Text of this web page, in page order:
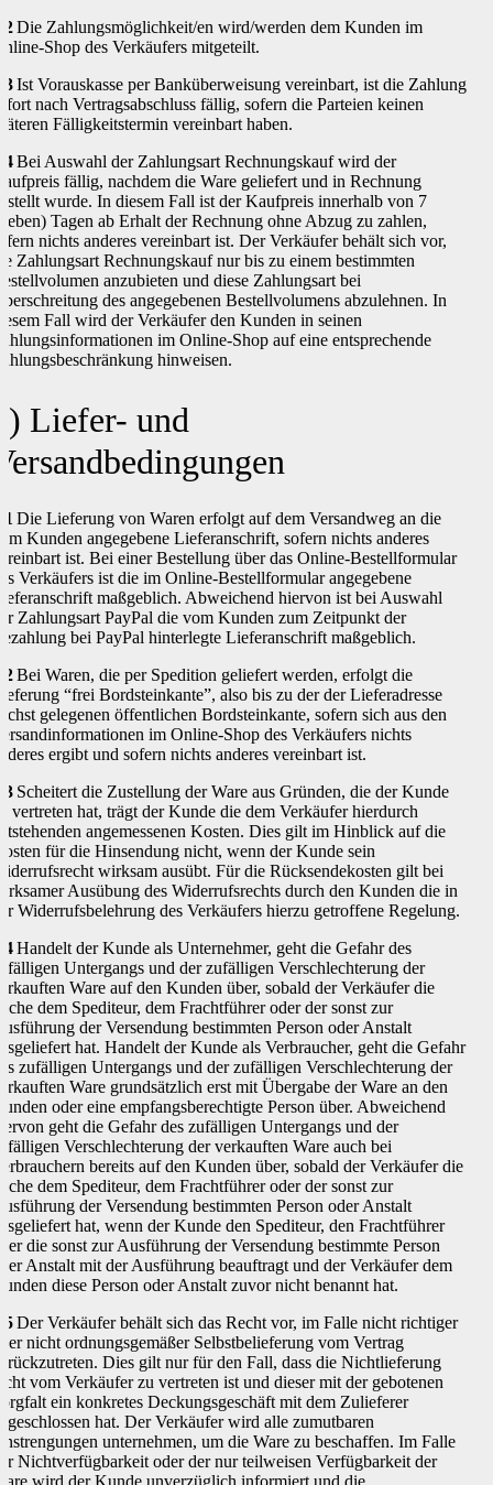
Die Zahlungsmöglichkeit/en wird/werden dem Kunden im
Shop des Verkäufers mitgeteilt.
Ist Vorauskasse per Banküberweisung vereinbart, ist die Zahlung
nach Vertragsabschluss fällig, sofern die Parteien keinen
Fälligkeitstermin vereinbart haben.
Bei Auswahl der Zahlungsart Rechnungskauf wird der
fällig, nachdem die Ware geliefert und in Rechnung
wurde. In diesem Fall ist der Kaufpreis innerhalb von 7
Tagen ab Erhalt der Rechnung ohne Abzug zu zahlen,
nichts anderes vereinbart ist. Der Verkäufer behält sich vor,
Zahlungsart Rechnungskauf nur bis zu einem bestimmten
anzubieten und diese Zahlungsart bei
des angegebenen Bestellvolumens abzulehnen. In
Fall wird der Verkäufer den Kunden in seinen
im Online-Shop auf eine entsprechende
hinweisen.
Liefer- und
Die Lieferung von Waren erfolgt auf dem Versandweg an die
Kunden angegebene Lieferanschrift, sofern nichts anderes
ist. Bei einer Bestellung über das Online-Bestellformular
Verkäufers ist die im Online-Bestellformular angegebene
maßgeblich. Abweichend hiervon ist bei Auswahl
Zahlungsart PayPal die vom Kunden zum Zeitpunkt der
bei PayPal hinterlegte Lieferanschrift maßgeblich.
Bei Waren, die per Spedition geliefert werden, erfolgt die
“frei Bordsteinkante”, also bis zu der der Lieferadresse
gelegenen öffentlichen Bordsteinkante, sofern sich aus den
im Online-Shop des Verkäufers nichts
ergibt und sofern nichts anderes vereinbart ist.
Scheitert die Zustellung der Ware aus Gründen, die der Kunde
vertreten hat, trägt der Kunde die dem Verkäufer hierdurch
angemessenen Kosten. Dies gilt im Hinblick auf die
für die Hinsendung nicht, wenn der Kunde sein
wirksam ausübt. Für die Rücksendekosten gilt bei
Ausübung des Widerrufsrechts durch den Kunden die in
Widerrufsbelehrung des Verkäufers hierzu getroffene Regelung.
Handelt der Kunde als Unternehmer, geht die Gefahr des
Untergangs und der zufälligen Verschlechterung der
Ware auf den Kunden über, sobald der Verkäufer die
dem Spediteur, dem Frachtführer oder der sonst zur
der Versendung bestimmten Person oder Anstalt
hat. Handelt der Kunde als Verbraucher, geht die Gefahr
zufälligen Untergangs und der zufälligen Verschlechterung der
Ware grundsätzlich erst mit Übergabe der Ware an den
oder eine empfangsberechtigte Person über. Abweichend
geht die Gefahr des zufälligen Untergangs und der
Verschlechterung der verkauften Ware auch bei
bereits auf den Kunden über, sobald der Verkäufer die
dem Spediteur, dem Frachtführer oder der sonst zur
der Versendung bestimmten Person oder Anstalt
hat, wenn der Kunde den Spediteur, den Frachtführer
die sonst zur Ausführung der Versendung bestimmte Person
Anstalt mit der Ausführung beauftragt und der Verkäufer dem
diese Person oder Anstalt zuvor nicht benannt hat.
Der Verkäufer behält sich das Recht vor, im Falle nicht richtiger
nicht ordnungsgemäßer Selbstbelieferung vom Vertrag
Dies gilt nur für den Fall, dass die Nichtlieferung
vom Verkäufer zu vertreten ist und dieser mit der gebotenen
ein konkretes Deckungsgeschäft mit dem Zulieferer
hat. Der Verkäufer wird alle zumutbaren
unternehmen, um die Ware zu beschaffen. Im Falle
Nichtverfügbarkeit oder der nur teilweisen Verfügbarkeit der
wird der Kunde unverzüglich informiert und die